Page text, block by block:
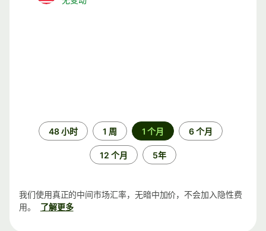
48 小时 1 周 1 个月 6 个月
12 个月 5年
我们使用真正的中间市场汇率，无暗中加价，不会加入隐性费
用。
了解更多